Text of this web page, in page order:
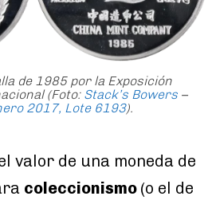
de 1985 por la Exposición
(Foto: Stack’s Bowers –
2017, Lote 6193).
valor de una moneda de
coleccionismo (o el de